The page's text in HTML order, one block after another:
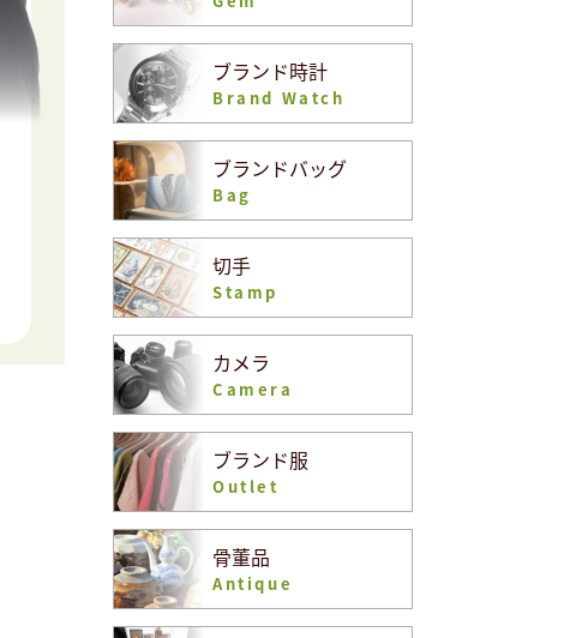
ブランド時計
Brand Watch
ブランドバッグ
Bag
切手
Stamp
カメラ
Camera
ブランド服
Outlet
骨董品
Antique